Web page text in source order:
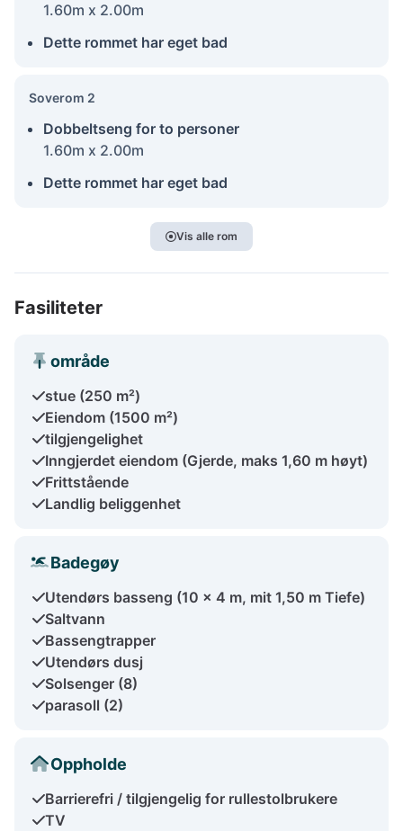
1.60m x 2.00m
Dette rommet har eget bad
Soverom 2
Dobbeltseng for to personer
1.60m x 2.00m
Dette rommet har eget bad
Vis alle rom
Fasiliteter
område
stue (250 m²)
Eiendom (1500 m²)
tilgjengelighet
Inngjerdet eiendom (Gjerde, maks 1,60 m høyt)
Frittstående
Landlig beliggenhet
Badegøy
Utendørs basseng (10 x 4 m, mit 1,50 m Tiefe)
Saltvann
Bassengtrapper
Utendørs dusj
Solsenger (8)
parasoll (2)
Oppholde
Barrierefri / tilgjengelig for rullestolbrukere
TV